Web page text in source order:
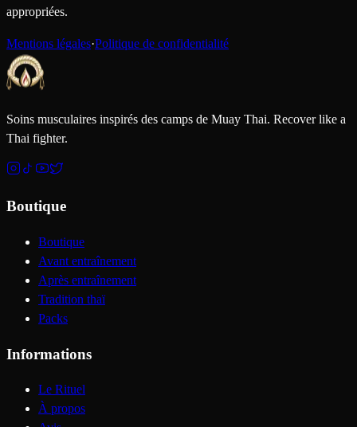
appropriées.
Mentions légales·Politique de confidentialité
Soins musculaires inspirés des camps de Muay Thai. Recover like a
Thai fighter.
Boutique
Boutique
Avant entraînement
Après entraînement
Tradition thaï
Packs
Informations
Le Rituel
À propos